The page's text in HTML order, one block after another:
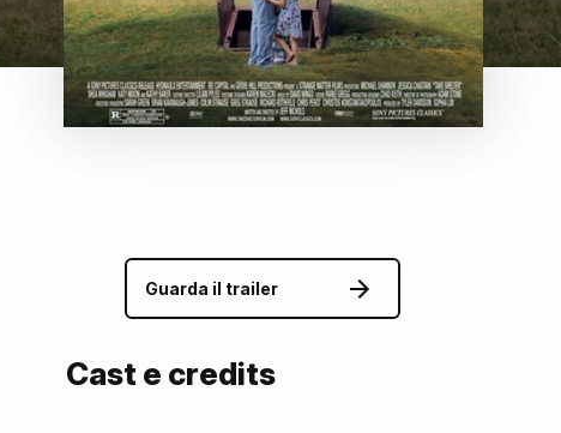
Guarda il trailer
Cast e credits